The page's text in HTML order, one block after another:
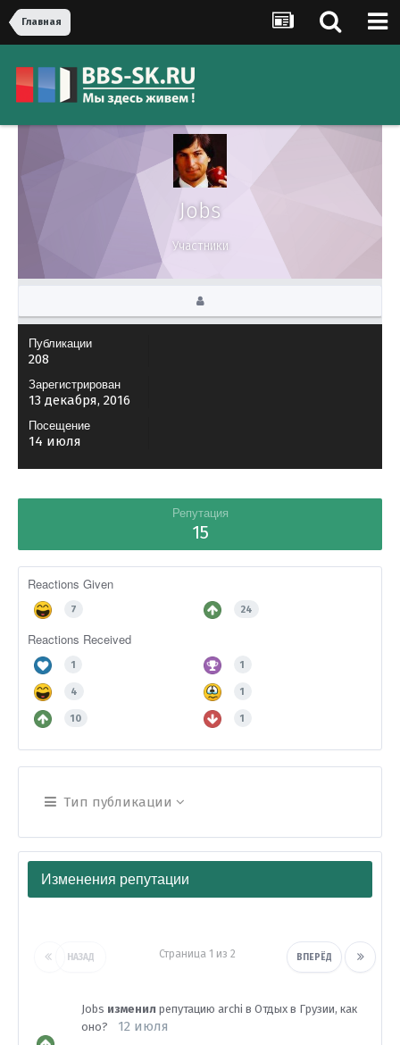
Главная
Jobs
Участники
Публикации
208
Зарегистрирован
13 декабря, 2016
Посещение
14 июля
Репутация
15
Reactions Given
7 24
Reactions Received
1 1
4 1
10 1
Тип публикации
Изменения репутации
НАЗАД ВПЕРЁД
Страница 1 из 2
Jobs изменил репутацию archi в Отдых в Грузии, как
оно?
12 июля